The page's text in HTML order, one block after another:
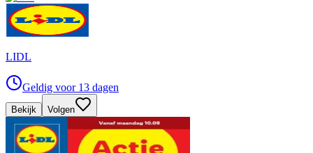
LIDL
Geldig voor 13 dagen
Bekijk Volgen